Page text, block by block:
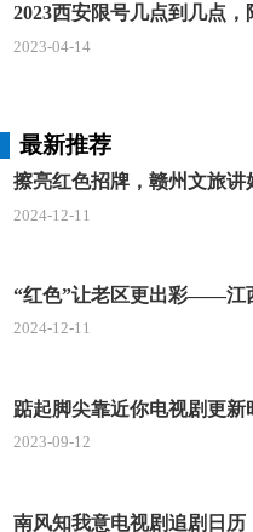
2023西安限号几点到几点
2023-04-14
最新推荐
擦亮红色招牌，赣州文旅讲
2024-12-11
2024-12-11
2023-09-12